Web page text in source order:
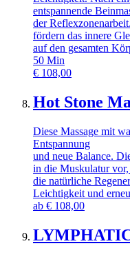
entspannende
der
fördern das innere
auf den gesamten
50 Min
€ 108,00
Hot Stone
Diese Massage mit
Entspannung
und neue Balance.
in die Muskulatur
die natürliche
Leichtigkeit und
ab € 108,00